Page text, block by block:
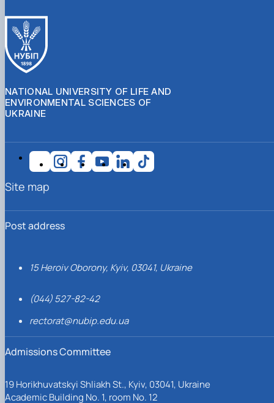
NATIONAL UNIVERSITY OF LIFE AND
ENVIRONMENTAL SCIENCES OF
UKRAINE
Post address
15 Heroiv Oborony, Kyiv, 03041, Ukraine
(044) 527-82-42
rectorat@nubip.edu.ua
Admissions Committee
19 Horikhuvatskyi Shliakh St., Kyiv, 03041, Ukraine
Academic Building No. 1, room No. 12
Site map